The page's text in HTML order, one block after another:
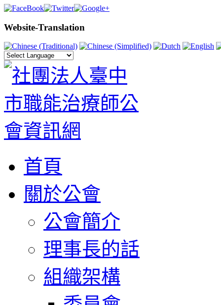
Website-Translation
首頁
關於公會
公會簡介
理事長的話
組織架構